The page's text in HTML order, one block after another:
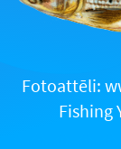
Fotoattēli:
Fishing